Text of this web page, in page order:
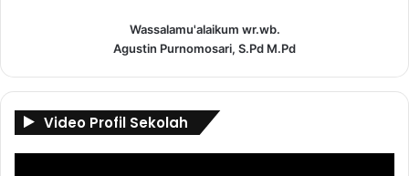
Wassalamu'alaikum wr.wb.
Agustin Purnomosari, S.Pd M.Pd
Video Profil Sekolah